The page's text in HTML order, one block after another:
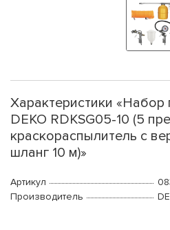
Характеристики «Набор
DEKO RDKSG05-10 (5
краскораспылитель с
шланг 10 м)»
Артикул
Производитель